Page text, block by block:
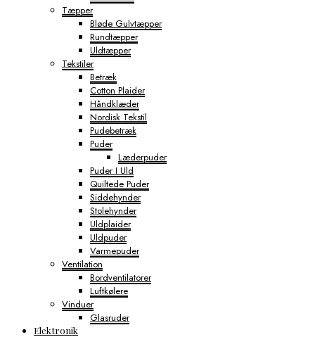
Tæpper
Bløde Gulvtæpper
Rundtæpper
Uldtæpper
Tekstiler
Betræk
Cotton Plaider
Håndklæder
Nordisk Tekstil
Pudebetræk
Puder
Læderpuder
Puder I Uld
Quiltede Puder
Siddehynder
Stolehynder
Uldplaider
Uldpuder
Varmepuder
Ventilation
Bordventilatorer
Luftkølere
Vinduer
Glasruder
Elektronik